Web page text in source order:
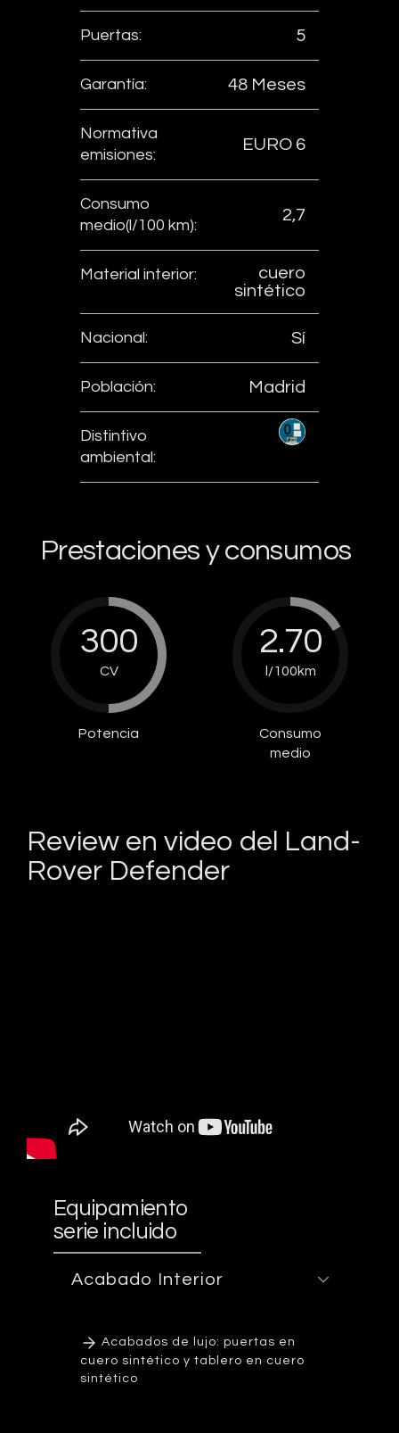
Puertas: 5
Garantía: 48 Meses
Normativa
emisiones:
EURO 6
Consumo
medio(l/100 km):
2,7
Material interior:
cuero
sintético
Nacional: Sí
Población: Madrid
Distintivo
ambiental:
Prestaciones y consumos
300
CV
Potencia
2.70
l/100km
Consumo
medio
Review en video del Land-
Rover Defender
Equipamiento
serie incluido
Acabado Interior
Acabados de lujo: puertas en
cuero sintético y tablero en cuero
sintético